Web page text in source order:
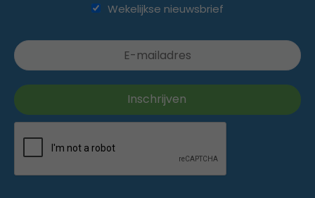
Wekelijkse nieuwsbrief